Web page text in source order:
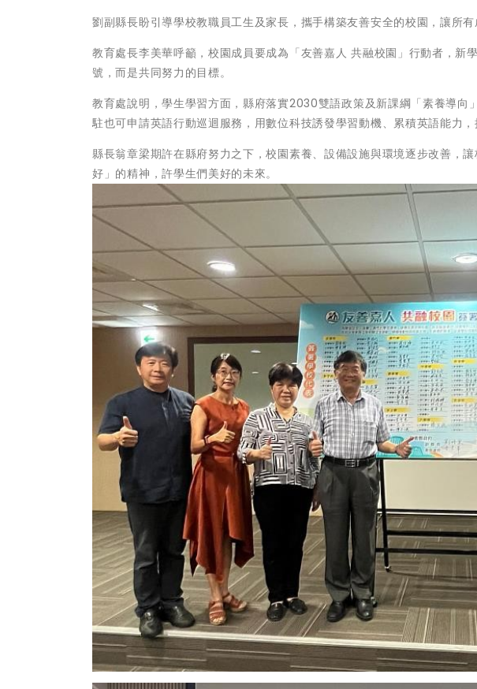
劉副縣長盼引導學校教職員工生及家長，攜手構築友善安全的校園，讓所有
教育處長李美華呼籲，校園成員要成為「友善嘉人 共融校園」行動者，新
號，而是共同努力的目標。
教育處說明，學生學習方面，縣府落實2030雙語政策及新課綱「素養導向
駐也可申請英語行動巡迴服務，用數位科技誘發學習動機、累積英語能力，
縣長翁章梁期許在縣府努力之下，校園素養、設備設施與環境逐步改善，
好」的精神，許學生們美好的未來。